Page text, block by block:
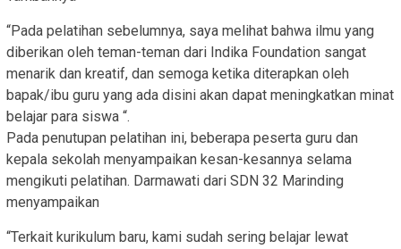
“Pada pelatihan sebelumnya, saya melihat bahwa ilmu yang
diberikan oleh teman-teman dari Indika Foundation sangat
menarik dan kreatif, dan semoga ketika diterapkan oleh
bapak/ibu guru yang ada disini akan dapat meningkatkan minat
belajar para siswa “.
Pada penutupan pelatihan ini, beberapa peserta guru dan
kepala sekolah menyampaikan kesan-kesannya selama
mengikuti pelatihan. Darmawati dari SDN 32 Marinding
menyampaikan
“Terkait kurikulum baru, kami sudah sering belajar lewat